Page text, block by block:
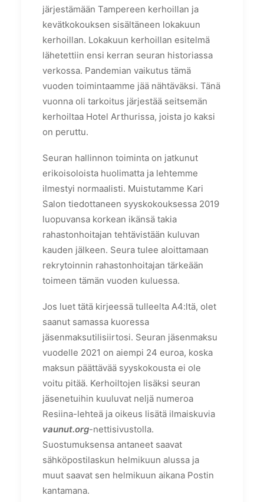
järjestämään Tampereen kerhoillan ja
kevätkokouksen sisältäneen lokakuun
kerhoillan. Lokakuun kerhoillan esitelmä
lähetettiin ensi kerran seuran historiassa
verkossa. Pandemian vaikutus tämä
vuoden toimintaamme jää nähtäväksi. Tänä
vuonna oli tarkoitus järjestää seitsemän
kerhoiltaa Hotel Arthurissa, joista jo kaksi
on peruttu.
Seuran hallinnon toiminta on jatkunut
erikoisoloista huolimatta ja lehtemme
ilmestyi normaalisti. Muistutamme Kari
Salon tiedottaneen syyskokouksessa 2019
luopuvansa korkean ikänsä takia
rahastonhoitajan tehtävistään kuluvan
kauden jälkeen. Seura tulee aloittamaan
rekrytoinnin rahastonhoitajan tärkeään
toimeen tämän vuoden kuluessa.
Jos luet tätä kirjeessä tulleelta A4:ltä, olet
saanut samassa kuoressa
jäsenmaksutilisiirtosi. Seuran jäsenmaksu
vuodelle 2021 on aiempi 24 euroa, koska
maksun päättävää syyskokousta ei ole
voitu pitää. Kerhoiltojen lisäksi seuran
jäsenetuihin kuuluvat neljä numeroa
Resiina-lehteä ja oikeus lisätä ilmaiskuvia
vaunut.org-nettisivustolla.
Suostumuksensa antaneet saavat
sähköpostilaskun helmikuun alussa ja
muut saavat sen helmikuun aikana Postin
kantamana.